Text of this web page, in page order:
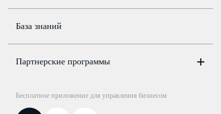
Цены
Бюро
Консультации по учёту и налогам
Курсы повышения квалификации
Госпроверки
База знаний
Партнерские программы
Для самозанятых
Бесплатное приложение для управления бизнесом